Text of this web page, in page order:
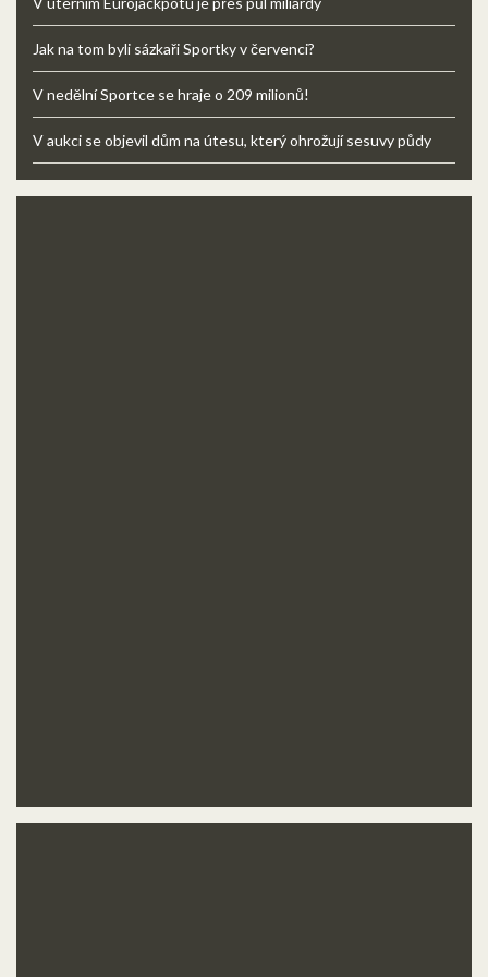
Jak na tom byli sázkaři Sportky v červenci?
V nedělní Sportce se hraje o 209 milionů!
V aukci se objevil dům na útesu, který ohrožují sesuvy půdy